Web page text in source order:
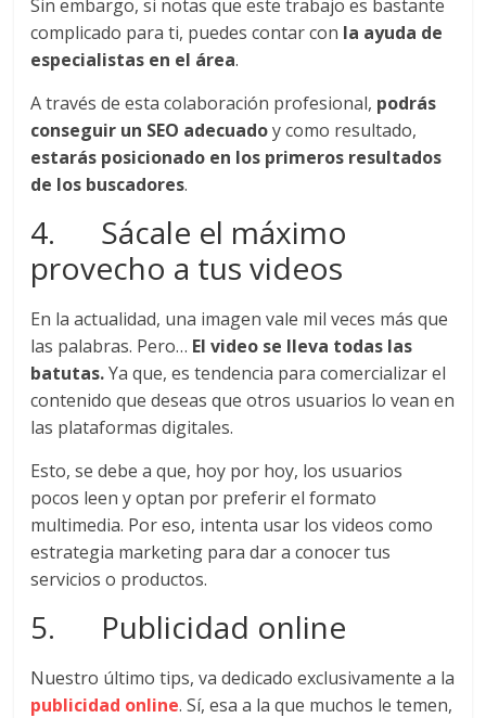
Artículos,
Gente,
Contenidos
de
Calidad,
Eventos
Mercadotecnia,
Eventos
Publicitarios,
Marcas,
Insigns,
TV,
Radio,
Creatividad,
SEO,
Free
Press,
RRPP,
Spots,
Comerciales,
Periodismo,
Revistas,
Magazines
Sin embargo, si notas que este trabajo es bastante
complicado para ti, puedes contar con la ayuda de
especialistas en el área.
A través de esta colaboración profesional, podrás
conseguir un SEO adecuadoy como resultado,
estarás posicionado en los primeros resultados
de los buscadores.
4. Sácale el máximo
provecho a tus videos
En la actualidad, una imagen vale mil veces más que
las palabras. Pero… El video se lleva todas las
batutas.Ya que, es tendencia para comercializar el
contenido que deseas que otros usuarios lo vean en
las plataformas digitales.
Esto, se debe a que, hoy por hoy, los usuarios
pocos leen y optan por preferir el formato
multimedia. Por eso, intenta usar los videos como
estrategia marketing para dar a conocer tus
servicios o productos.
5. Publicidad online
Nuestro último tips, va dedicado exclusivamente a la
publicidad online. Sí, esa a la que muchos le temen,